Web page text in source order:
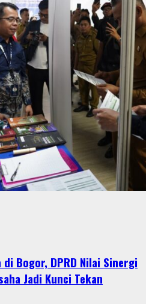
Bogor, DPRD Nilai Sinergi
Jadi Kunci Tekan